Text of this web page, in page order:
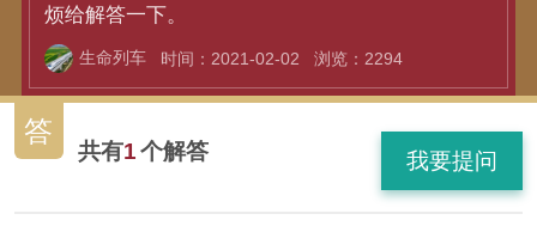
烦给解答一下。
生命列车 时间：2021-02-02 浏览：2294
答
共有1个解答 我要提问